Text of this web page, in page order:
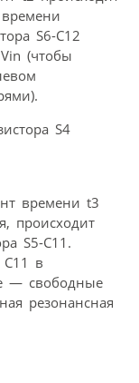
S6-C12
(чтобы
S4
времени t3
происходит
S5-C11.
C11 в
— свободные
резонансная